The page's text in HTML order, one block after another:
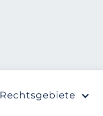
Rechtsgebiete